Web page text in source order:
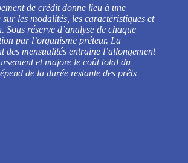
de crédit donne lieu à une
les modalités, les caractéristiques et
Sous réserve d’analyse de chaque
par l’organisme préteur. La
des mensualités entraine l’allongement
et majore le coût total du
de la durée restante des prêts